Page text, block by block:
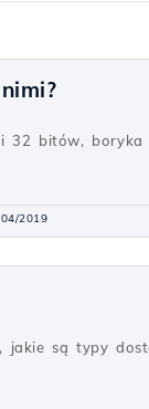
32 bitów, boryka
2019
jakie są typy